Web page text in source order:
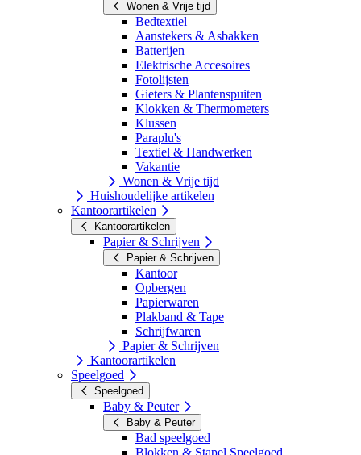
Wonen & Vrije tijd
Bedtextiel
Aanstekers & Asbakken
Batterijen
Elektrische Accesoires
Fotolijsten
Gieters & Plantenspuiten
Klokken & Thermometers
Klussen
Paraplu's
Textiel & Handwerken
Vakantie
Wonen & Vrije tijd
Huishoudelijke artikelen
Kantoorartikelen
Kantoorartikelen
Papier & Schrijven
Papier & Schrijven
Kantoor
Opbergen
Papierwaren
Plakband & Tape
Schrijfwaren
Papier & Schrijven
Kantoorartikelen
Speelgoed
Speelgoed
Baby & Peuter
Baby & Peuter
Bad speelgoed
Blokken & Stapel Speelgoed